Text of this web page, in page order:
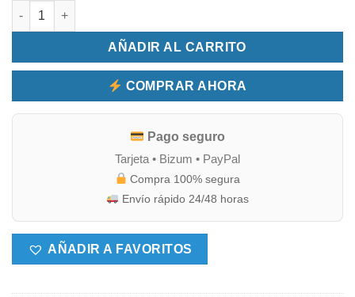
Cojín cuadrado estampado cantidad
AÑADIR AL CARRITO
COMPRAR AHORA
Pago seguro
Tarjeta • Bizum • PayPal
Compra 100% segura
Envío rápido 24/48 horas
AÑADIR A FAVORITOS